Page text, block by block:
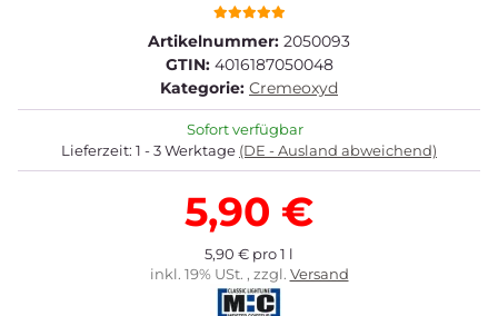
Artikelnummer: 2050093
GTIN: 4016187050048
Kategorie: Cremeoxyd
Sofort verfügbar
Lieferzeit: 1 - 3 Werktage (DE - Ausland abweichend)
5,90 €
5,90 € pro 1 l
inkl. 19% USt. , zzgl. Versand